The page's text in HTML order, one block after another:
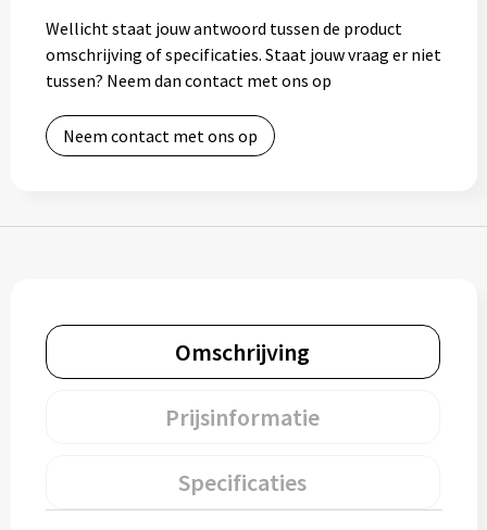
Gereedschap
Persoonlijke verzorging
EHBO
Pashouders
Wellicht staat jouw antwoord tussen de product
omschrijving of specificaties. Staat jouw vraag er niet
tussen? Neem dan contact met ons op
Neem contact met ons op
Omschrijving
Prijsinformatie
Specificaties